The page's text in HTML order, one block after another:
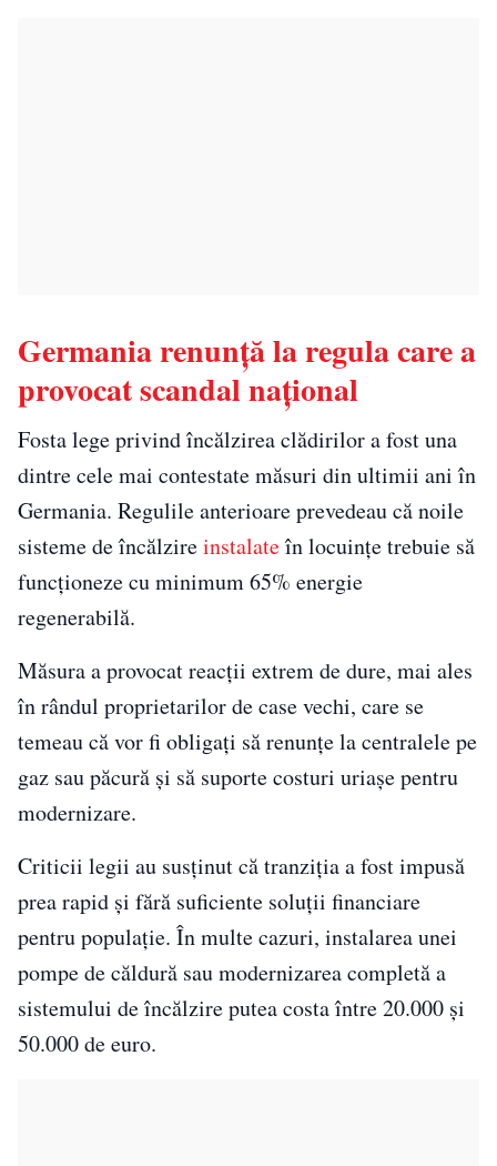
Germania renunță la regula care a
provocat scandal național
Fosta lege privind încălzirea clădirilor a fost una
dintre cele mai contestate măsuri din ultimii ani în
Germania. Regulile anterioare prevedeau că noile
sisteme de încălzireinstalateîn locuințe trebuie să
funcționeze cu minimum 65% energie
regenerabilă.
Măsura a provocat reacții extrem de dure, mai ales
în rândul proprietarilor de case vechi, care se
temeau că vor fi obligați să renunțe la centralele pe
gaz sau păcură și să suporte costuri uriașe pentru
modernizare.
Criticii legii au susținut că tranziția a fost impusă
prea rapid și fără suficiente soluții financiare
pentru populație. În multe cazuri, instalarea unei
pompe de căldură sau modernizarea completă a
sistemului de încălzire putea costa între 20.000 și
50.000 de euro.